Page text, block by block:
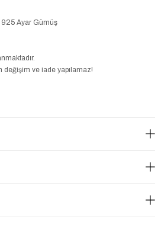
925 Ayar Gümüş
ve iade yapılamaz!